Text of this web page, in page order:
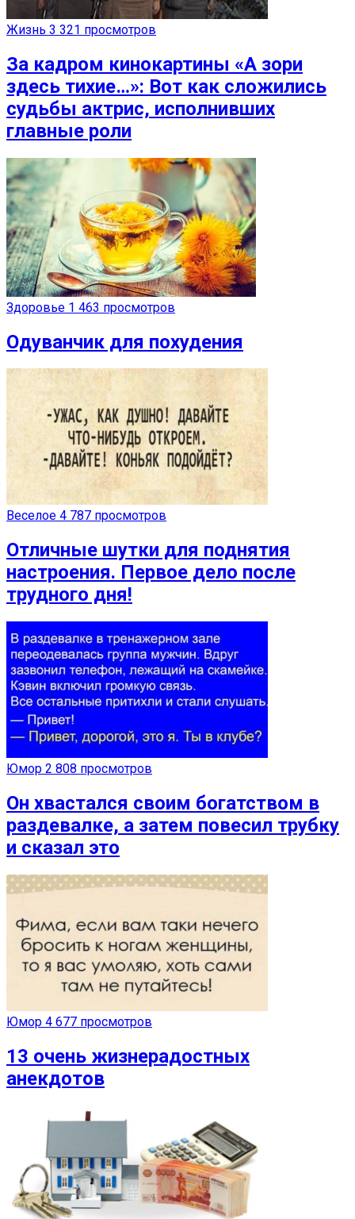
Жизнь 3 321 просмотров
За кадром кинокартины «А зори
здесь тихие…»: Вот как сложились
судьбы актрис, исполнивших
главные роли
Здоровье 1 463 просмотров
Одуванчик для похудения
Веселое 4 787 просмотров
Отличные шутки для поднятия
настроения. Первое дело после
трудного дня!
Юмор 2 808 просмотров
Он хвастался своим богатством в
раздевалке, а затем повесил трубку
и сказал это
Юмор 4 677 просмотров
13 очень жизнерадостных
анекдотов